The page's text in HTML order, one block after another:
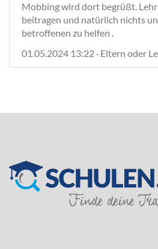
Mobbing wird dort begrüßt.
beitragen und natürlich nichts
betroffenen zu helfen .
01.05.2024 13:22 · Eltern oder